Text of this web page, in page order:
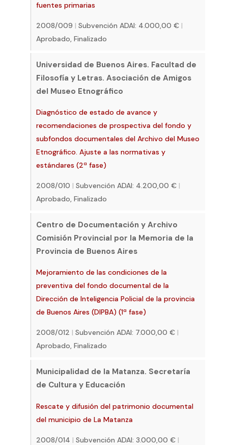
fuentes primarias
2008/009 | Subvención ADAI: 4.000,00 € |
Aprobado, Finalizado
Universidad de Buenos Aires. Facultad de
Filosofía y Letras. Asociación de Amigos
del Museo Etnográfico
Diagnóstico de estado de avance y
recomendaciones de prospectiva del fondo y
subfondos documentales del Archivo del Museo
Etnográfico. Ajuste a las normativas y
estándares (2ª fase)
2008/010 | Subvención ADAI: 4.200,00 € |
Aprobado, Finalizado
Centro de Documentación y Archivo
Comisión Provincial por la Memoria de la
Provincia de Buenos Aires
Mejoramiento de las condiciones de la
preventiva del fondo documental de la
Dirección de Inteligencia Policial de la provincia
de Buenos Aires (DIPBA) (1ª fase)
2008/012 | Subvención ADAI: 7.000,00 € |
Aprobado, Finalizado
Municipalidad de la Matanza. Secretaría
de Cultura y Educación
Rescate y difusión del patrimonio documental
del municipio de La Matanza
2008/014 | Subvención ADAI: 3.000,00 € |